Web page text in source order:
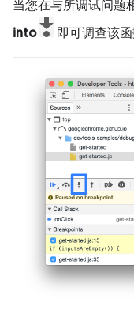
当您在与所调试问题
into
即可调查该函